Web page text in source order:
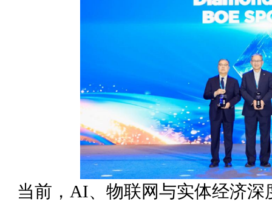
当前，AI、物联网与实体经济